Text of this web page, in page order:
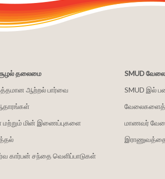
தலைமை
ஆற்றல் பார்வை
மற்றும் மின் இணைப்புகளை
கார்பன் சந்தை வெளிப்பாடுகள்
SMUD வேலை
SMUD இல்
வேலைகளைத்
மாணவர்